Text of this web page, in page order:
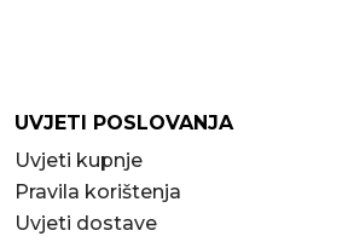
UVJETI POSLOVANJA
Uvjeti kupnje
Pravila korištenja
Uvjeti dostave